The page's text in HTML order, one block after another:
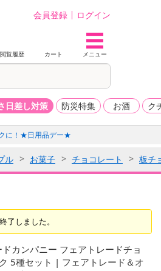
会員登録 ログイン
閲覧履歴 カート メニュー
日差し対策 防災特集 お酒 ク
に！★日用品デー★
ル お菓子 チョコレート 板チ
了しました。
カンパニー フェアトレードチョ
5種セット | フェアトレード＆オ